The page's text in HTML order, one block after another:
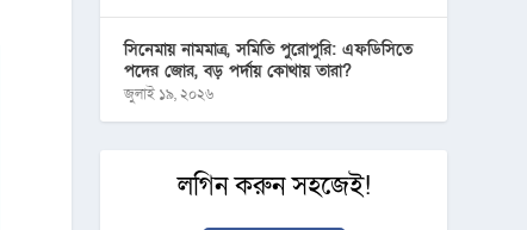
সিনেমায় নামমাত্র, সমিতি পুরোপুরি: এফডিসিতে
পদের জোর, বড় পর্দায় কোথায় তারা?
জুলাই ১৯, ২০২৬
লগিন করুন সহজেই!